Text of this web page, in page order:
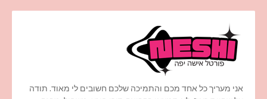
אני מעריך כל אחד מכם והתמיכה שלכם חשובים לי מאוד. תודה